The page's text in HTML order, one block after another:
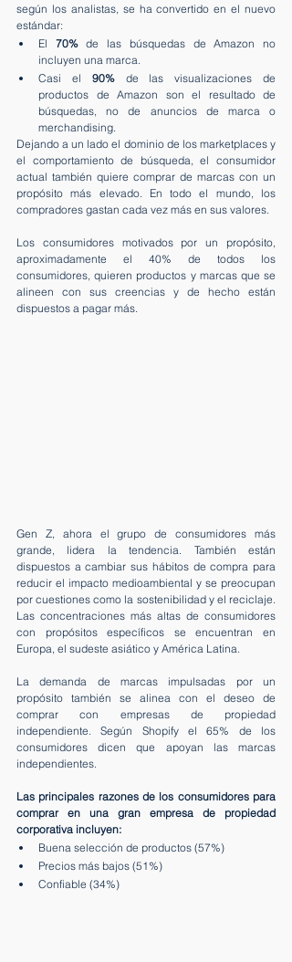
según los analistas, se ha convertido en el nuevo
estándar:
El 70% de las búsquedas de Amazon no
incluyen una marca.
Casi el 90% de las visualizaciones de
productos de Amazon son el resultado de
búsquedas, no de anuncios de marca o
merchandising.
Dejando a un lado el dominio de los marketplaces y
el comportamiento de búsqueda, el consumidor
actual también quiere comprar de marcas con un
propósito más elevado. En todo el mundo, los
compradores gastan cada vez más en sus valores.
Los consumidores motivados por un propósito,
aproximadamente el 40% de todos los
consumidores, quieren productos y marcas que se
alineen con sus creencias y de hecho están
dispuestos a pagar más.
Gen Z, ahora el grupo de consumidores más
grande, lidera la tendencia. También están
dispuestos a cambiar sus hábitos de compra para
reducir el impacto medioambiental y se preocupan
por cuestiones como la sostenibilidad y el reciclaje.
Las concentraciones más altas de consumidores
con propósitos específicos se encuentran en
Europa, el sudeste asiático y América Latina.
La demanda de marcas impulsadas por un
propósito también se alinea con el deseo de
comprar con empresas de propiedad
independiente. Según Shopify el 65% de los
consumidores dicen que apoyan las marcas
independientes.
Las principales razones de los consumidores para
comprar en una gran empresa de propiedad
corporativa incluyen:
Buena selección de productos (57%)
Precios más bajos (51%)
Confiable (34%)